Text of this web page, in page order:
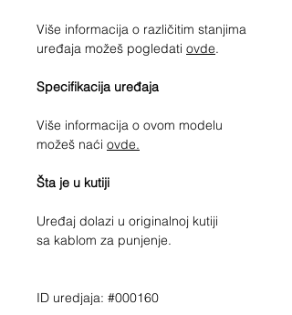
Više informacija o različitim stanjima
uređaja možeš pogledati ovde.
Specifikacija uređaja
Više informacija o ovom modelu
možeš naći ovde.
Šta je u kutiji
Uređaj dolazi u originalnoj kutiji
sa kablom za punjenje.
ID uredjaja: #000160